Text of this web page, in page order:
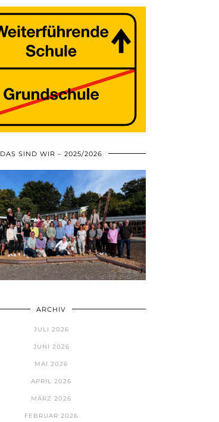
DAS SIND WIR – 2025/2026
ARCHIV
JULI 2026
JUNI 2026
MAI 2026
APRIL 2026
MÄRZ 2026
FEBRUAR 2026